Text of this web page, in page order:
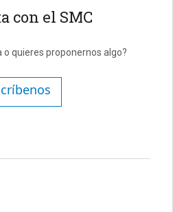
con el SMC
o quieres proponernos algo?